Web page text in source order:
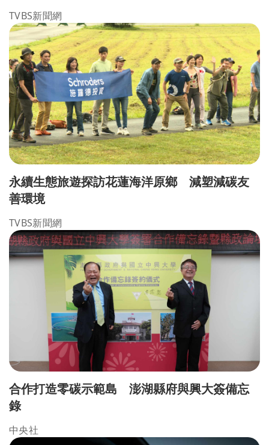
TVBS新聞網
永續生態旅遊探訪花蓮海洋原鄉 減塑減碳友
善環境
TVBS新聞網
合作打造零碳示範島 澎湖縣府與興大簽備忘
錄
中央社